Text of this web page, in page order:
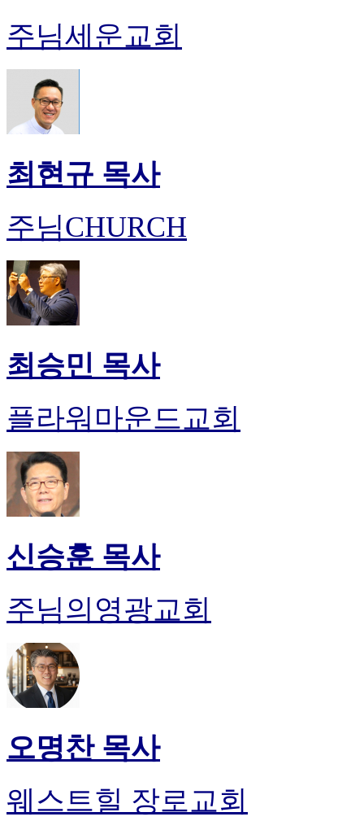
주님세운교회
최현규 목사
주님CHURCH
최승민 목사
플라워마운드교회
신승훈 목사
주님의영광교회
오명찬 목사
웨스트힐 장로교회